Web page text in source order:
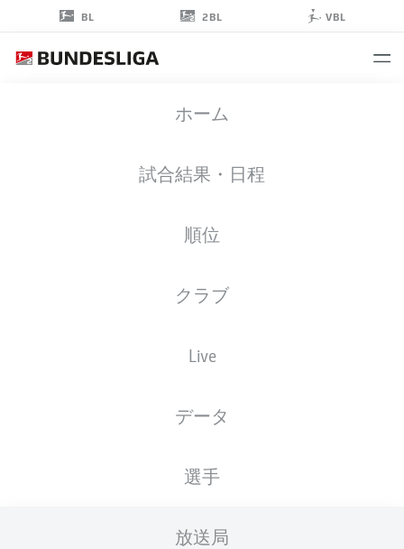
BL 2BL VBL
ホーム
試合結果・日程
順位
クラブ
Live
データ
選手
放送局
29.07.1999